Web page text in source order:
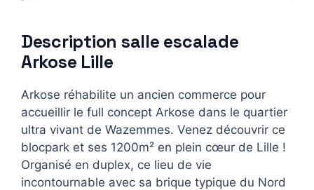
Description salle escalade
Arkose Lille
Arkose réhabilite un ancien commerce pour
accueillir le full concept Arkose dans le quartier
ultra vivant de Wazemmes. Venez découvrir ce
blocpark et ses 1200m² en plein cœur de Lille !
Organisé en duplex, ce lieu de vie
incontournable avec sa brique typique du Nord